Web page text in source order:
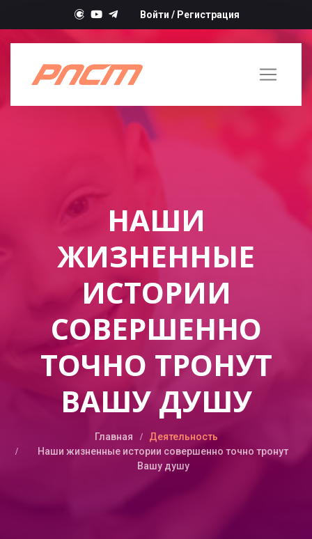
Войти / Регистрация
НАШИ
ЖИЗНЕННЫЕ
ИСТОРИИ
СОВЕРШЕННО
ТОЧНО ТРОНУТ
ВАШУ ДУШУ
Главная
Деятельность
Наши жизненные истории совершенно точно тронут
Вашу душу